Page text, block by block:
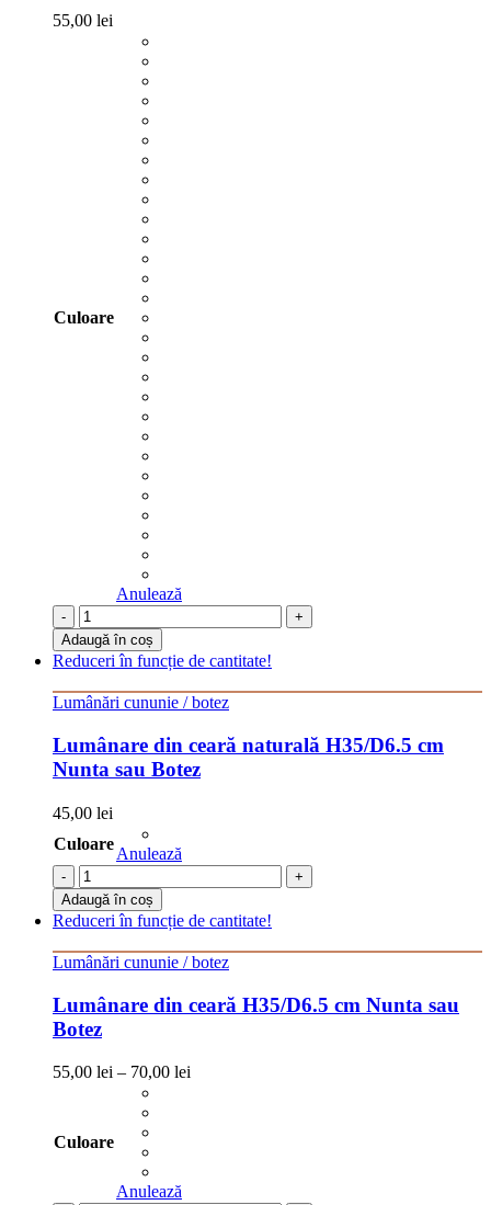
55,00 lei
Culoare
Anulează
-
+
Adaugă în coș
Reduceri în funcție de cantitate!
Lumânări cununie / botez
Lumânare din ceară naturală H35/D6.5 cm
Nunta sau Botez
45,00 lei
Culoare
Anulează
-
+
Adaugă în coș
Reduceri în funcție de cantitate!
Lumânări cununie / botez
Lumânare din ceară H35/D6.5 cm Nunta sau
Botez
55,00 lei – 70,00 lei
Culoare
Anulează